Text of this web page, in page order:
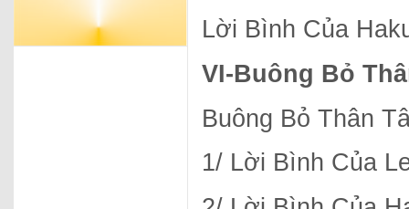
Lời Bình Của
VI-Buông Bỏ
Buông Bỏ Thân
1/ Lời Bình Của